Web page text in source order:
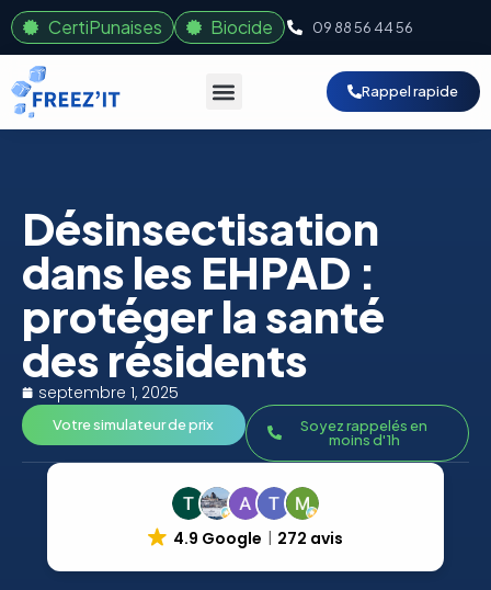
CertiPunaises Biocide 09 88 56 44 56
Rappel rapide
Désinsectisation
dans les EHPAD :
protéger la santé
des résidents
septembre 1, 2025
Votre simulateur de prix
Soyez rappelés en
moins d'1h
4.9 Google 272 avis